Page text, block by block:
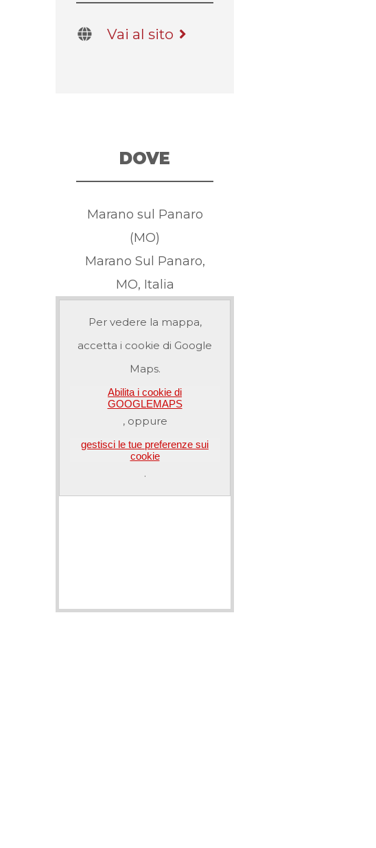
Vai al sito
DOVE
Marano sul Panaro
(MO)
Marano Sul Panaro,
MO, Italia
Per vedere la mappa,
accetta i cookie di Google
Maps.
Abilita i cookie di
GOOGLEMAPS
, oppure
gestisci le tue preferenze sui
cookie
.